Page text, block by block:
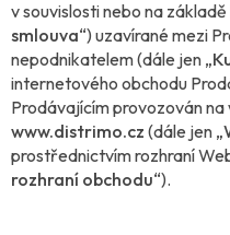
v souvislosti nebo na
smlouva“) uzavírané mezi
nepodnikatelem (dále jen „
internetového obchodu
Prodávajícím provozován
www.distrimo.cz (dále jen „
prostřednictvím rozhraní
rozhraní obchodu“).